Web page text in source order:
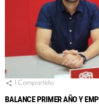
Compartido
BALANCE PRIMER AÑO Y